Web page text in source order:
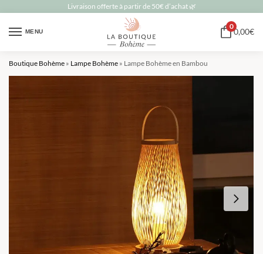
Livraison offerte à partir de 50€ d’achat 🌿
MENU
0
0,00€
Boutique Bohème » Lampe Bohème » Lampe Bohème en Bambou